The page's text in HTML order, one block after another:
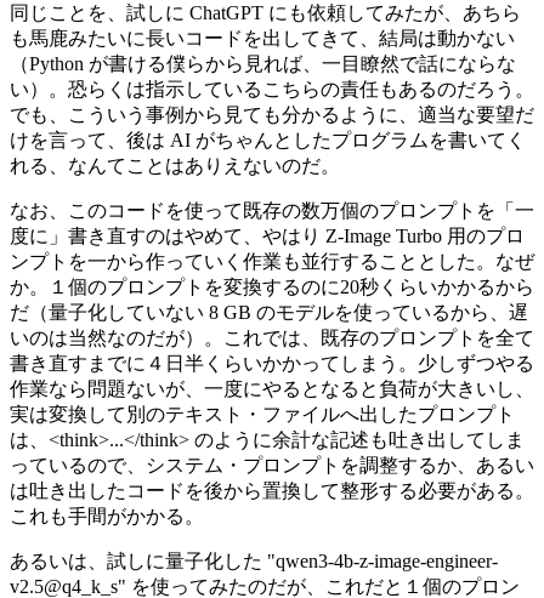
同じことを、試しに ChatGPT にも依頼してみたが、あちら
も馬鹿みたいに長いコードを出してきて、結局は動かない
（Python が書ける僕らから見れば、一目瞭然で話にならな
い）。恐らくは指示しているこちらの責任もあるのだろう。
でも、こういう事例から見ても分かるように、適当な要望だ
けを言って、後は AI がちゃんとしたプログラムを書いてく
れる、なんてことはありえないのだ。
なお、このコードを使って既存の数万個のプロンプトを「一
度に」書き直すのはやめて、やはり Z-Image Turbo 用のプロ
ンプトを一から作っていく作業も並行することとした。なぜ
か。１個のプロンプトを変換するのに20秒くらいかかるから
だ（量子化していない 8 GB のモデルを使っているから、遅
いのは当然なのだが）。これでは、既存のプロンプトを全て
書き直すまでに４日半くらいかかってしまう。少しずつやる
作業なら問題ないが、一度にやるとなると負荷が大きいし、
実は変換して別のテキスト・ファイルへ出したプロンプト
は、<think>...</think> のように余計な記述も吐き出してしま
っているので、システム・プロンプトを調整するか、あるい
は吐き出したコードを後から置換して整形する必要がある。
これも手間がかかる。
あるいは、試しに量子化した "qwen3-4b-z-image-engineer-
v2.5@q4_k_s" を使ってみたのだが、これだと１個のプロン